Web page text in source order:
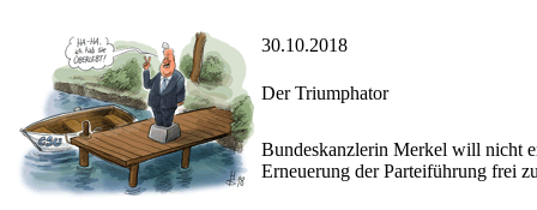
30.10.2018
Der Triumphator
Bundeskanzlerin Merkel will nicht
Erneuerung der Parteiführung frei